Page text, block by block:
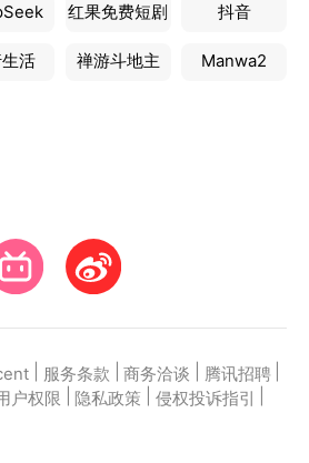
红果免费短剧 抖音
活 禅游斗地主 Manwa2
服务条款 商务洽谈 腾讯招聘
户权限 隐私政策 侵权投诉指引